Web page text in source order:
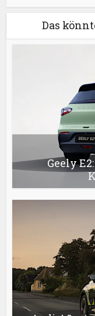
Das
Geely